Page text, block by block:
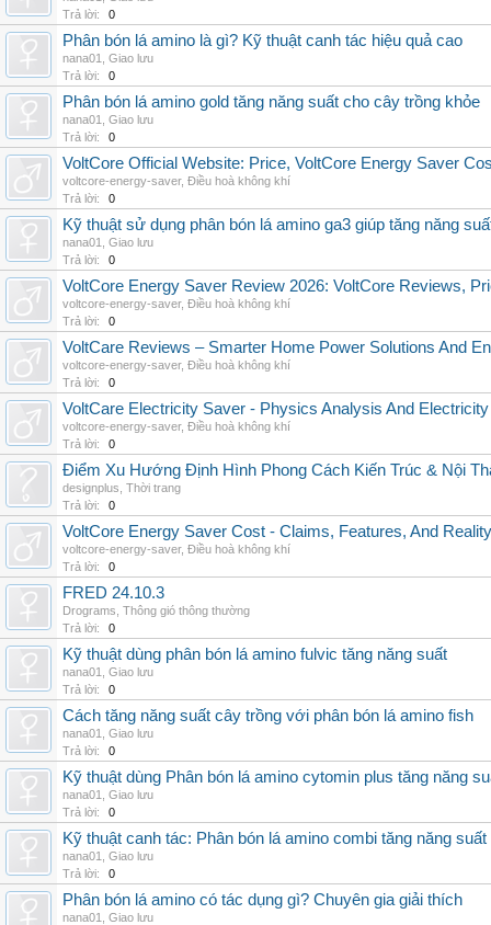
Trả lời:
0
Phân bón lá amino là gì? Kỹ thuật canh tác hiệu quả cao
nana01
Giao lưu
Trả lời:
0
Phân bón lá amino gold tăng năng suất cho cây trồng khỏe
nana01
Giao lưu
Trả lời:
0
VoltCore Official Website: Price, VoltCore Energy Saver
voltcore-energy-saver, Điều hoà không khí
Trả lời:
0
Kỹ thuật sử dụng phân bón lá amino ga3 giúp tăng năng
nana01
Giao lưu
Trả lời:
0
VoltCore Energy Saver Review 2026: VoltCore Reviews,
voltcore-energy-saver, Điều hoà không khí
Trả lời:
0
VoltCare Reviews – Smarter Home Power Solutions And
voltcore-energy-saver, Điều hoà không khí
Trả lời:
0
VoltCare Electricity Saver - Physics Analysis And
voltcore-energy-saver, Điều hoà không khí
Trả lời:
0
Điểm Xu Hướng Định Hình Phong Cách Kiến Trúc & Nội
designplus Thời trang
Trả lời:
0
VoltCore Energy Saver Cost - Claims, Features, And
voltcore-energy-saver, Điều hoà không khí
Trả lời:
0
FRED 24.10.3
Drograms Thông gió thông thường
Trả lời:
0
Kỹ thuật dùng phân bón lá amino fulvic tăng năng suất
nana01
Giao lưu
Trả lời:
0
Cách tăng năng suất cây trồng với phân bón lá amino fish
nana01
Giao lưu
Trả lời:
0
Kỹ thuật dùng Phân bón lá amino cytomin plus tăng năng
nana01
Giao lưu
Trả lời:
0
Kỹ thuật canh tác: Phân bón lá amino combi tăng năng suất
nana01
Giao lưu
Trả lời:
0
Phân bón lá amino có tác dụng gì? Chuyên gia giải thích
nana01
Giao lưu